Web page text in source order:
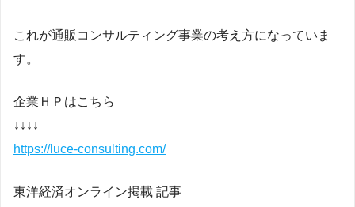
これが通販コンサルティング事業の考え方になっていま
す。
企業ＨＰはこちら
↓↓↓↓
https://luce-consulting.com/
東洋経済オンライン掲載 記事